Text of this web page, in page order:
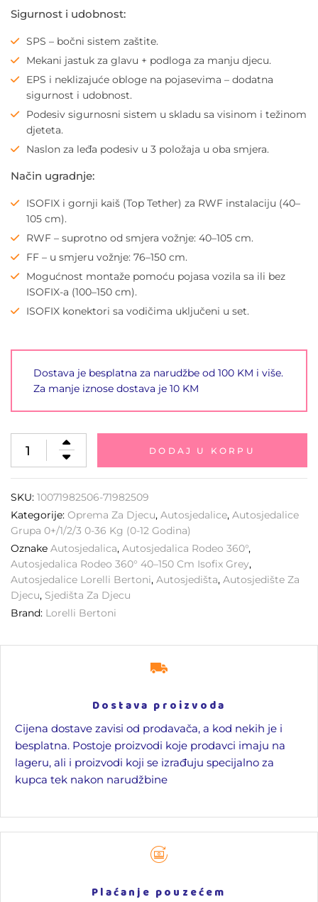
Sigurnost i udobnost:
SPS – bočni sistem zaštite.
Mekani jastuk za glavu + podloga za manju djecu.
EPS i neklizajuće obloge na pojasevima – dodatna
sigurnost i udobnost.
Podesiv sigurnosni sistem u skladu sa visinom i težinom
djeteta.
Naslon za leđa podesiv u 3 položaja u oba smjera.
Način ugradnje:
ISOFIX i gornji kaiš (Top Tether) za RWF instalaciju (40–
105 cm).
RWF – suprotno od smjera vožnje: 40–105 cm.
FF – u smjeru vožnje: 76–150 cm.
Mogućnost montaže pomoću pojasa vozila sa ili bez
ISOFIX-a (100–150 cm).
ISOFIX konektori sa vodičima uključeni u set.
Dostava je besplatna za narudžbe od 100 KM i više.
Za manje iznose dostava je 10 KM
DODAJ U KORPU
SKU: 10071982506-71982509
Kategorije: Oprema Za Djecu, Autosjedalice, Autosjedalice
Grupa 0+/1/2/3 0-36 Kg (0-12 Godina)
Oznake Autosjedalica, Autosjedalica Rodeo 360°,
Autosjedalica Rodeo 360° 40–150 Cm Isofix Grey,
Autosjedalice Lorelli Bertoni, Autosjedišta, Autosjedište Za
Djecu, Sjedišta Za Djecu
Brand: Lorelli Bertoni
Dostava proizvoda
Cijena dostave zavisi od prodavača, a kod nekih je i
besplatna. Postoje proizvodi koje prodavci imaju na
lageru, ali i proizvodi koji se izrađuju specijalno za
kupca tek nakon narudžbine
Plaćanje pouzećem